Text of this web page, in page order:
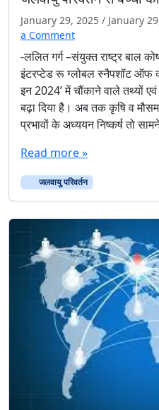
January 29, 2025 / January
a Comment
-ललित गर्ग –संयुक्त राष्ट्र बाल
इंटरप्टेड रू ग्लोबल स्नैपशॉट ऑफ
इन 2024’ में चौंकाने वाले तथ्यों
बढ़ा दिया है। अब तक कृषि व
प्रभावों के अध्ययन निष्कर्ष तो
Read more »
जलवायु परिवर्तन